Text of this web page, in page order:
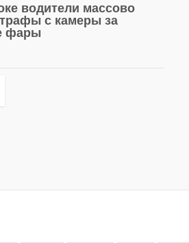
водители массово
с камеры за
фары